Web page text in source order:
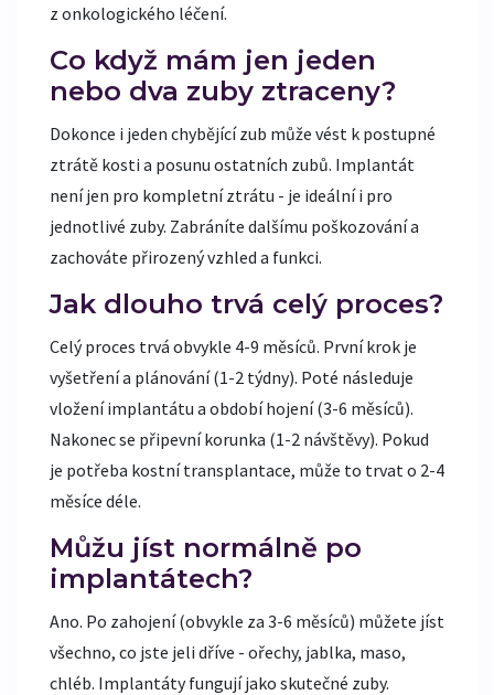
z onkologického léčení.
Co když mám jen jeden
nebo dva zuby ztraceny?
Dokonce i jeden chybějící zub může vést k postupné
ztrátě kosti a posunu ostatních zubů. Implantát
není jen pro kompletní ztrátu - je ideální i pro
jednotlivé zuby. Zabráníte dalšímu poškozování a
zachováte přirozený vzhled a funkci.
Jak dlouho trvá celý proces?
Celý proces trvá obvykle 4-9 měsíců. První krok je
vyšetření a plánování (1-2 týdny). Poté následuje
vložení implantátu a období hojení (3-6 měsíců).
Nakonec se připevní korunka (1-2 návštěvy). Pokud
je potřeba kostní transplantace, může to trvat o 2-4
měsíce déle.
Můžu jíst normálně po
implantátech?
Ano. Po zahojení (obvykle za 3-6 měsíců) můžete jíst
všechno, co jste jeli dříve - ořechy, jablka, maso,
chléb. Implantáty fungují jako skutečné zuby.